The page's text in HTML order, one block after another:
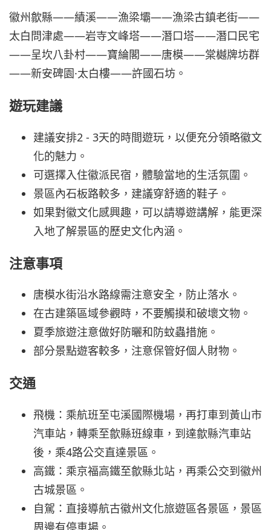
徽州歙縣——績溪——漁梁壩——漁梁古鎮老街——
太白問津處——岩寺文峰塔——潛口塔——潛口民宅
——呈坎八卦村——寶綸閣——唐模——棠樾牌坊群
——新安碑園·太白樓——許國石坊。
遊玩建議
建議安排2 - 3天的時間遊玩，以便充分領略徽文
化的魅力。
可選擇入住徽派民宿，體驗當地的生活氛圍。
景區內石板路較多，建議穿舒適的鞋子。
如果對徽文化感興趣，可以請導遊講解，能更深
入地了解景區的歷史文化內涵。
注意事項
唐模水街沿水路線需注意安全，防止落水。
在古建築區域參觀時，不要觸摸和破壞文物。
夏季旅遊注意做好防曬和防蚊蟲措施。
部分景點遊客較多，注意保管好個人財物。
交通
飛機：乘航班至屯溪國際機場，再打車到黃山市
汽車站，轉乘至歙縣班線車，到達歙縣汽車站
後，乘4路公交直達景區。
高鐵：乘京福高鐵至歙縣北站，再乘公交到徽州
古城景區。
自駕：直接導航古徽州文化旅遊區各景區，景區
周邊有停車場。